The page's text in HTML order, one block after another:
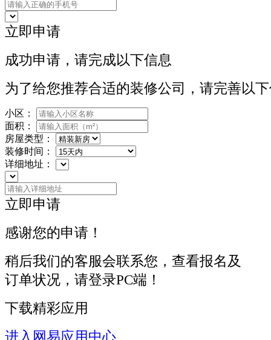
立即申请
成功申请，请完成以下信息
为了给您推荐合适的装修公司，请完善以
小区：
面积：
房屋类型：
装修时间：
详细地址：
立即申请
感谢您的申请！
稍后我们的客服会联系您，查看报名及
订单状况，请登录PC端！
下载精彩应用
进入网易应用中心